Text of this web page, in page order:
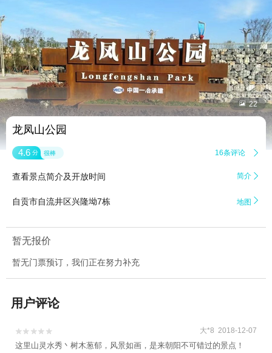
 22
龙凤山公园
4.6 分 很棒 16条评论 
查看景点简介及开放时间 简介 
自贡市自流井区兴隆坳7栋 地图 
暂无报价
暂无门票预订，我们正在努力补充
用户评论

 大*8 2018-12-07
这里山灵水秀丶树木葱郁，风景如画，是来朝阳不可错过的景点！